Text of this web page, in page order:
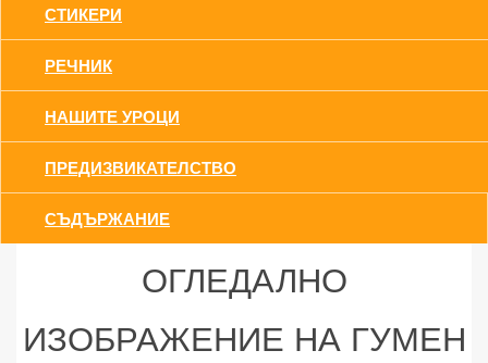
СТИКЕРИ
РЕЧНИК
НАШИТЕ УРОЦИ
ПРЕДИЗВИКАТЕЛСТВО
СЪДЪРЖАНИЕ
ОГЛЕДАЛНО
ИЗОБРАЖЕНИЕ НА ГУМЕН